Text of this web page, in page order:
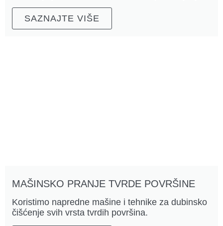
SAZNAJTE VIŠE
MAŠINSKO PRANJE TVRDE POVRŠINE
Koristimo napredne mašine i tehnike za dubinsko
čišćenje svih vrsta tvrdih površina.